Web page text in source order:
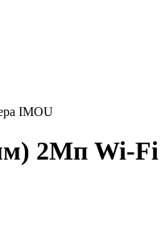
IMOU
2Мп Wi-Fi